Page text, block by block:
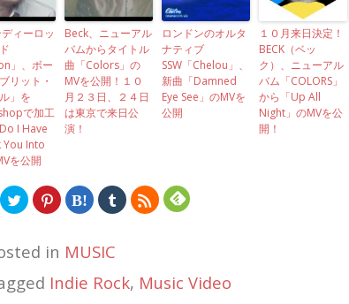
ィーロッ
」、ボー
リット・
」を
で加工
I Have
You Into
を公開
Beck、ニューアル
バムからタイトル
曲「Colors」の
MVを公開！１０
月２３日、２４日
は東京で来日公
演！
ロンドンのオルタ
ナティブ
SSW「Chelou」、
新曲「Damned
Eye See」のMVを
公開
１０月来日決定！
BECK（ベッ
ク）、ニューアル
バム「COLORS」
から「Up All
Night」のMVを公
開！
ク
リ
て
Twitter
共
有
ク
リ
て
Pinterest
共
有
ク
リ
て
は
な
ブ
ク
リ
共
有
ク
リ
購
読
in MUSIC
Indie Rock, Music Video